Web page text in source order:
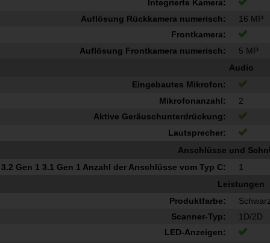
Integrierte Kamera:
Auflösung Rückkamera numerisch:
16 MP
Frontkamera:
Auflösung Frontkamera numerisch:
5 MP
Audio
Eingebautes Mikrofon:
Mikrofonanzahl:
2
Aktive Geräuschunterdrückung:
Lautsprecher:
Anschlüsse und
3.2 Gen 1 3.1 Gen 1 Anzahl der Anschlüsse vom Typ C:
1
Leistungen
Produktfarbe:
Schwarz
Scanner-Typ:
1D/2D
LED-Anzeigen: